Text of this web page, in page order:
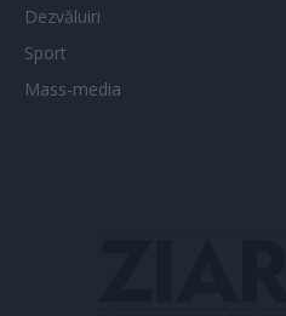
Dezvăluiri
Sport
Mass-media